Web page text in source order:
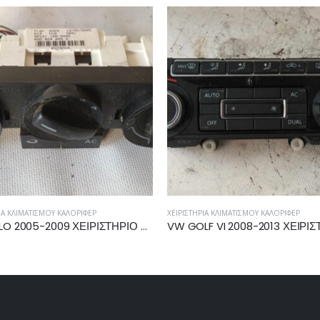
ΚΛΙΜΑΤΙΣΜΟΎ ΚΑΛΟΡΙΦΈΡ
VW GOLF VI 2008-2013 ΧΕΙΡΙΣΤΗΡΙΟ ΚΑΛΟΡΙΦΕΡ ΚΛΙΜΑΤΙΣΜΟΥ 5K0907044BD
ΧΕΙΡΙΣΤΉΡΙΑ ΚΛΙΜΑΤΙΣΜΟΎ ΚΑΛΟΡΙΦΈΡ